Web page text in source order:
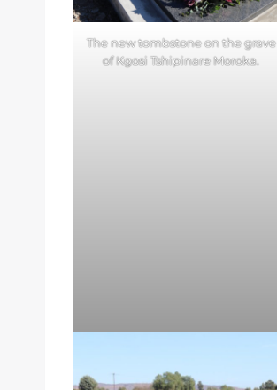
The new tombstone on the grave
of Kgosi Tshipinare Moroka.